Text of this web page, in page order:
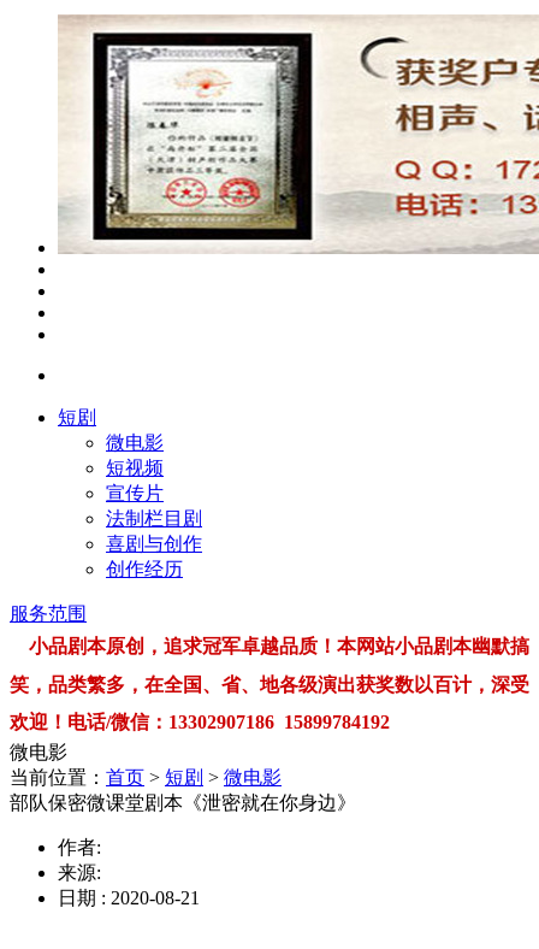
短剧
微电影
短视频
宣传片
法制栏目剧
喜剧与创作
创作经历
服务范围
小品剧本原创，追求冠军卓越品质！本网站小品剧本幽默搞
笑，品类繁多，在全国、省、地各级演出获奖数以百计，深受
欢迎！电话/微信：13302907186 15899784192
微电影
当前位置： 首页 > 短剧 > 微电影
部队保密微课堂剧本《泄密就在你身边》
作者:
来源:
日期 : 2020-08-21